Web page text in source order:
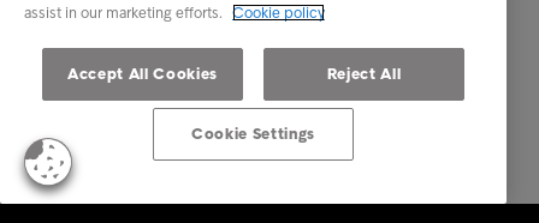
assist in our marketing efforts. Cookie policy
Accept All Cookies Reject All
Cookie Settings